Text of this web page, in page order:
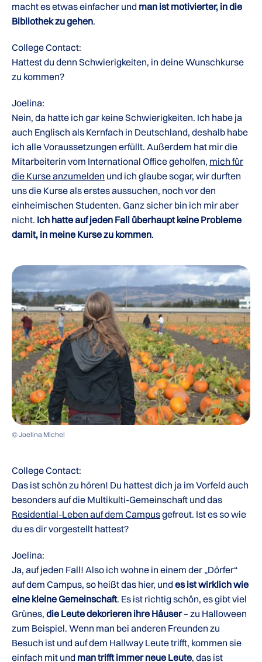
macht es etwas einfacher und man ist motivierter, in die
Bibliothek zu gehen.
College Contact:
Hattest du denn Schwierigkeiten, in deine Wunschkurse
zu kommen?
Joelina:
Nein, da hatte ich gar keine Schwierigkeiten. Ich habe ja
auch Englisch als Kernfach in Deutschland, deshalb habe
ich alle Voraussetzungen erfüllt. Außerdem hat mir die
Mitarbeiterin vom International Office geholfen, mich für
die Kurse anzumelden und ich glaube sogar, wir durften
uns die Kurse als erstes aussuchen, noch vor den
einheimischen Studenten. Ganz sicher bin ich mir aber
nicht. Ich hatte auf jeden Fall überhaupt keine Probleme
damit, in meine Kurse zu kommen.
© Joelina Michel
College Contact:
Das ist schön zu hören! Du hattest dich ja im Vorfeld auch
besonders auf die Multikulti-Gemeinschaft und das
Residential-Leben auf dem Campusgefreut. Ist es so wie
du es dir vorgestellt hattest?
Joelina:
Ja, auf jeden Fall! Also ich wohne in einem der „Dörfer“
auf dem Campus, so heißt das hier, und es ist wirklich wie
eine kleine Gemeinschaft. Es ist richtig schön, es gibt viel
Grünes, die Leute dekorieren ihre Häuser– zu Halloween
zum Beispiel. Wenn man bei anderen Freunden zu
Besuch ist und auf dem Hallway Leute trifft, kommen sie
einfach mit und man trifft immer neue Leute, das ist